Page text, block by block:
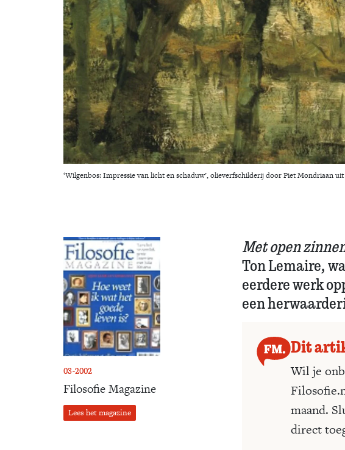
‘Wilgenbos: Impressie van licht en schaduw’, olieverfschilderij door Piet Mondriaan uit
03-2002
Filosofie Magazine
Lees het magazine
Met open
Ton Lemaire,
eerdere werk
een
Dit
Wil je
maand.
direct